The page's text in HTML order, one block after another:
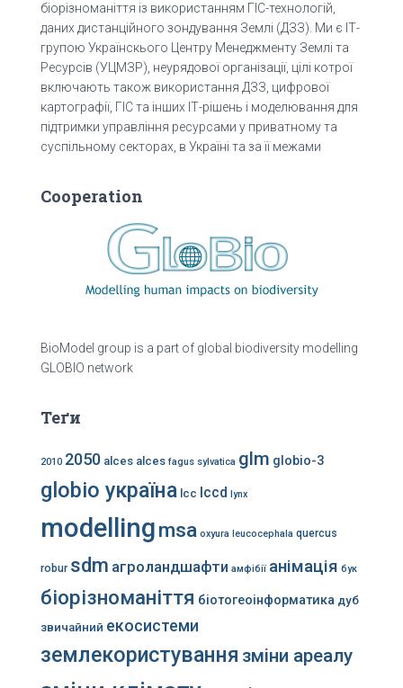
біорізноманіття із використанням ГІС-технологій,
даних дистанційного зондування Землі (ДЗЗ). Ми є ІТ-
групою Українскього Центру Менеджменту Землі та
Ресурсів (УЦМЗР), неурядової організації, цілі котрої
включають також використання ДЗЗ, цифрової
картографії, ГІС та інших ІТ-рішень і моделювання для
підтримки управління ресурсами у приватному та
суспільному секторах, в Україні та за її межами
Cooperation
BioModel group is a part of global biodiversity modelling
GLOBIO network
Теґи
2010 2050 alces alces fagus sylvatica glm globio-3
globio україна lcc lccd lynx
modellingmsa oxyura leucocephala quercus
robur sdm агроландшафти амфібії анімація бук
біорізноманіття біотогеоінформатика дуб
звичайний екосистеми
землекористування зміни ареалу